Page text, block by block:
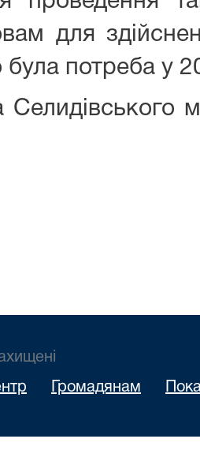
для
була потреба у
Селидівського
Громадянам